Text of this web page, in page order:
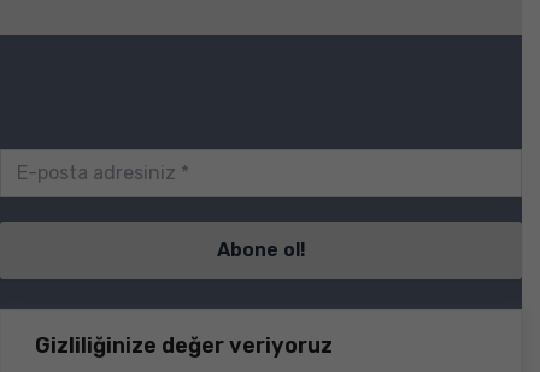
Gizliliğinize değer veriyoruz
Sayfalar